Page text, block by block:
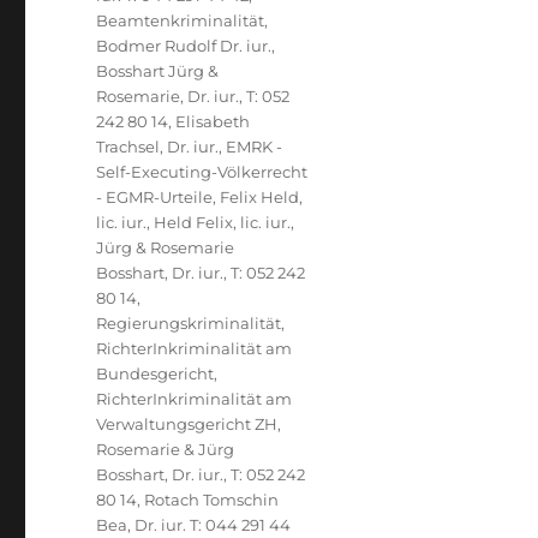
Beamtenkriminalität,
Bodmer Rudolf Dr. iur.,
Bosshart Jürg &
Rosemarie, Dr. iur., T: 052
242 80 14, Elisabeth
Trachsel, Dr. iur., EMRK -
Self-Executing-Völkerrecht
- EGMR-Urteile, Felix Held,
lic. iur., Held Felix, lic. iur.,
Jürg & Rosemarie
Bosshart, Dr. iur., T: 052 242
80 14,
Regierungskriminalität,
RichterInkriminalität am
Bundesgericht,
RichterInkriminalität am
Verwaltungsgericht ZH,
Rosemarie & Jürg
Bosshart, Dr. iur., T: 052 242
80 14, Rotach Tomschin
Bea, Dr. iur. T: 044 291 44